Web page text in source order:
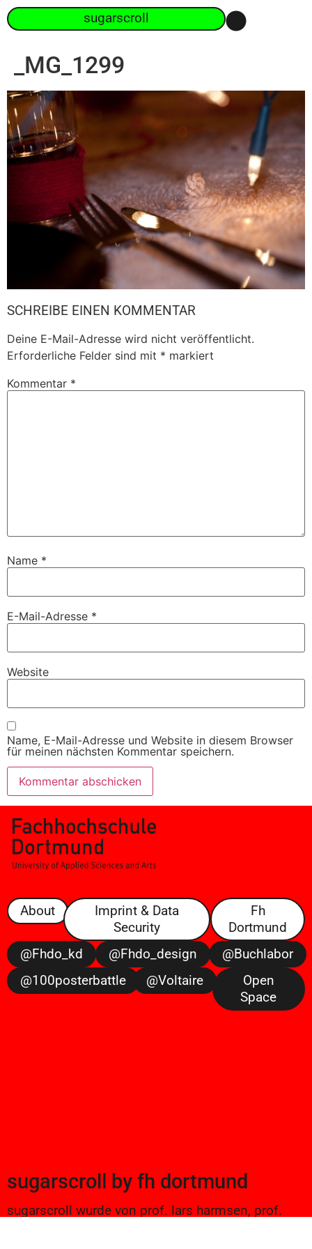
sugarscroll
_MG_1299
SCHREIBE EINEN KOMMENTAR
Deine E-Mail-Adresse wird nicht veröffentlicht.
Erforderliche Felder sind mit * markiert
Kommentar *
Name *
E-Mail-Adresse *
Website
Name, E-Mail-Adresse und Website in diesem Browser
für meinen nächsten Kommentar speichern.
About
Imprint & Data
Security
Fh
Dortmund
@fhdo_kd
@fhdo_design
@buchlabor
@100posterbattle
@voltaire
Open
Space
sugarscroll by fh dortmund
sugarscroll wurde von prof. lars harmsen, prof.